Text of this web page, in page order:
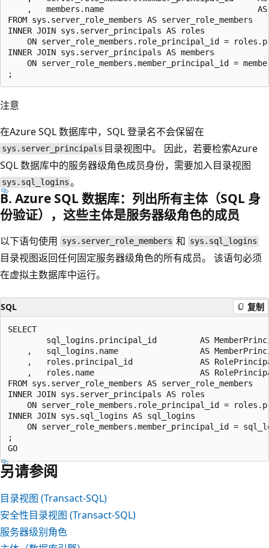
FROM sys.server_role_members AS server_role_members
INNER JOIN sys.server_principals AS roles
ON server_role_members.role_principal_id =
INNER JOIN sys.server_principals AS members
ON server_role_members.member_principal_id =
注意
在Azure SQL 数据库中，SQL 登录名不会保留在
sys.server_principals 目录视图中。 因此，若要检索Azure
SQL 数据库中的服务器级角色成员身份，需要加入目录视图
sys.sql_logins 。
B. Azure SQL 数据库：列出所有主体（SQL 身
份验证），这些主体是服务器级角色的成员
以下语句使用 sys.server_role_members 和 sys.sql_logins
目录视图返回任何固定服务器级角色的所有成员。 该语句必须
在虚拟主数据库中运行。
SQL 复制
SELECT
FROM sys.server_role_members AS server_role_members
INNER JOIN sys.server_principals AS roles
ON server_role_members.role_principal_id =
INNER JOIN sys.sql_logins AS sql_logins
ON server_role_members.member_principal_id =
;
另请参阅
目录视图 (Transact-SQL)
安全性目录视图 (Transact-SQL)
服务器级别角色